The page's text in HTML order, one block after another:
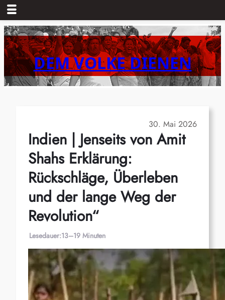
Zum
Inhalt
springenDEM VOLKE DIENEN
30. Mai 2026
Indien | Jenseits von Amit
Shahs Erklärung:
Rückschläge, Überleben
und der lange Weg der
Revolution“
Lesedauer:13–19 Minuten